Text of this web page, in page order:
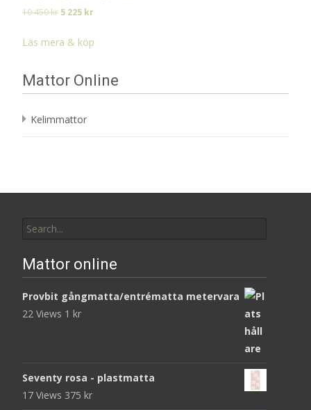
10 450kr Det
priset
450 kr.
5 225 kr
priset
225 kr.
Läs mera & köp
Mattor Online
Kelimmattor
for:
Mattor online
Provbit gångmatta/entrématta metervara
22 Views 1 kr
Seventy rosa - plastmatta
17 Views 375 kr